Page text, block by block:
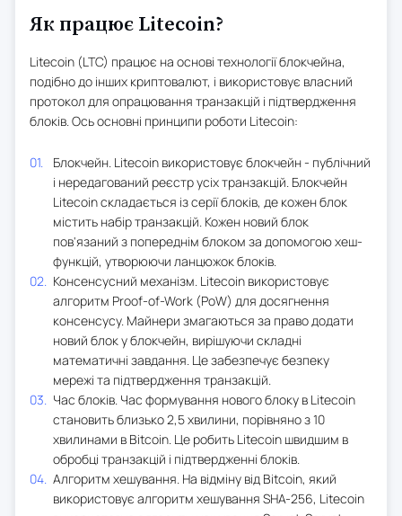
Як працює Litecoin?
Litecoin (LTC) працює на основі технології блокчейна,
подібно до інших криптовалют, і використовує власний
протокол для опрацювання транзакцій і підтвердження
блоків. Ось основні принципи роботи Litecoin:
Блокчейн. Litecoin використовує блокчейн - публічний
і нередагований реєстр усіх транзакцій. Блокчейн
Litecoin складається із серії блоків, де кожен блок
містить набір транзакцій. Кожен новий блок
пов'язаний з попереднім блоком за допомогою хеш-
функцій, утворюючи ланцюжок блоків.
Консенсусний механізм. Litecoin використовує
алгоритм Proof-of-Work (PoW) для досягнення
консенсусу. Майнери змагаються за право додати
новий блок у блокчейн, вирішуючи складні
математичні завдання. Це забезпечує безпеку
мережі та підтвердження транзакцій.
Час блоків. Час формування нового блоку в Litecoin
становить близько 2,5 хвилини, порівняно з 10
хвилинами в Bitcoin. Це робить Litecoin швидшим в
обробці транзакцій і підтвердженні блоків.
Алгоритм хешування. На відміну від Bitcoin, який
використовує алгоритм хешування SHA-256, Litecoin